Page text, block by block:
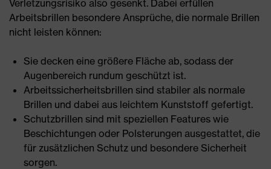
Verletzungsrisiko also gesenkt. Dabei erfüllen
Arbeitsbrillen besondere Ansprüche, die normale Brillen
nicht leisten können:
Sie decken eine größere Fläche ab, sodass der
Augenbereich rundum geschützt ist.
Arbeitssicherheitsbrillen sind stabiler als normale
Brillen und dabei aus leichtem Kunststoff gefertigt.
Schutzbrillen sind mit speziellen Features wie
Beschichtungen oder Polsterungen ausgestattet, die
für zusätzlichen Schutz und besondere Sicherheit
sorgen.